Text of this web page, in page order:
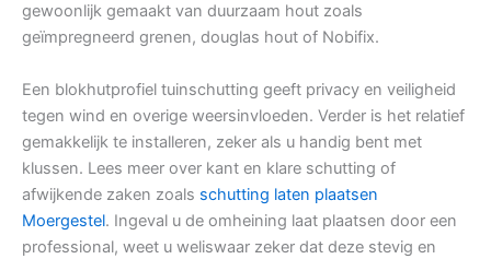
gewoonlijk gemaakt van duurzaam hout zoals
geïmpregneerd grenen, douglas hout of Nobifix.
Een blokhutprofiel tuinschutting geeft privacy en veiligheid
tegen wind en overige weersinvloeden. Verder is het relatief
gemakkelijk te installeren, zeker als u handig bent met
klussen. Lees meer over kant en klare schutting of
afwijkende zaken zoals schutting laten plaatsen
Moergestel. Ingeval u de omheining laat plaatsen door een
professional, weet u weliswaar zeker dat deze stevig en